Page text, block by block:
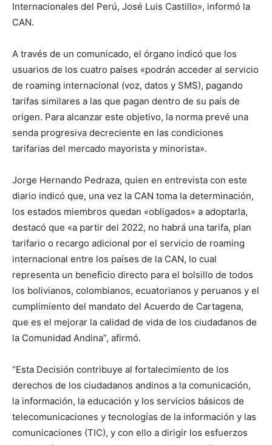
Internacionales del Perú, José Luis Castillo», informó la
CAN.
A través de un comunicado, el órgano indicó que los
usuarios de los cuatro países «podrán acceder al servicio
de roaming internacional (voz, datos y SMS), pagando
tarifas similares a las que pagan dentro de su país de
origen. Para alcanzar este objetivo, la norma prevé una
senda progresiva decreciente en las condiciones
tarifarias del mercado mayorista y minorista».
Jorge Hernando Pedraza, quien en entrevista con este
diario indicó que, una vez la CAN toma la determinación,
los estados miembros quedan «obligados» a adoptarla,
destacó que «a partir del 2022, no habrá una tarifa, plan
tarifario o recargo adicional por el servicio de roaming
internacional entre los países de la CAN, lo cual
representa un beneficio directo para el bolsillo de todos
los bolivianos, colombianos, ecuatorianos y peruanos y el
cumplimiento del mandato del Acuerdo de Cartagena,
que es el mejorar la calidad de vida de los ciudadanos de
la Comunidad Andina”, afirmó.
“Esta Decisión contribuye al fortalecimiento de los
derechos de los ciudadanos andinos a la comunicación,
la información, la educación y los servicios básicos de
telecomunicaciones y tecnologías de la información y las
comunicaciones (TIC), y con ello a dirigir los esfuerzos